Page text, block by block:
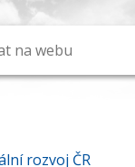
rozvoj ČR